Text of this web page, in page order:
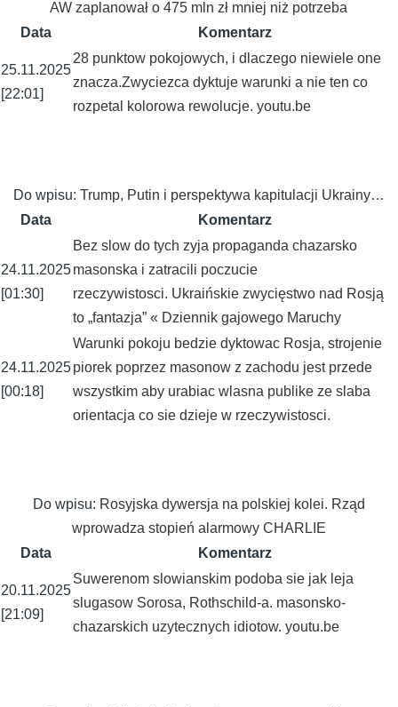
AW zaplanował o 475 mln zł mniej niż potrzeba
Data
Komentarz
25.11.2025
[22:01]
28 punktow pokojowych, i dlaczego niewiele one
znacza.Zwyciezca dyktuje warunki a nie ten co
rozpetal kolorowa rewolucje. youtu.be
Do wpisu: Trump, Putin i perspektywa kapitulacji Ukrainy…
Data
Komentarz
24.11.2025
[01:30]
Bez slow do tych zyja propaganda chazarsko
masonska i zatracili poczucie
rzeczywistosci. Ukraińskie zwycięstwo nad Rosją
to „fantazja” « Dziennik gajowego Maruchy
24.11.2025
[00:18]
Warunki pokoju bedzie dyktowac Rosja, strojenie
piorek poprzez masonow z zachodu jest przede
wszystkim aby urabiac wlasna publike ze slaba
orientacja co sie dzieje w rzeczywistosci.
Do wpisu: Rosyjska dywersja na polskiej kolei. Rząd
wprowadza stopień alarmowy CHARLIE
Data
Komentarz
20.11.2025
[21:09]
Suwerenom slowianskim podoba sie jak leja
slugasow Sorosa, Rothschild-a. masonsko-
chazarskich uzytecznych idiotow. youtu.be